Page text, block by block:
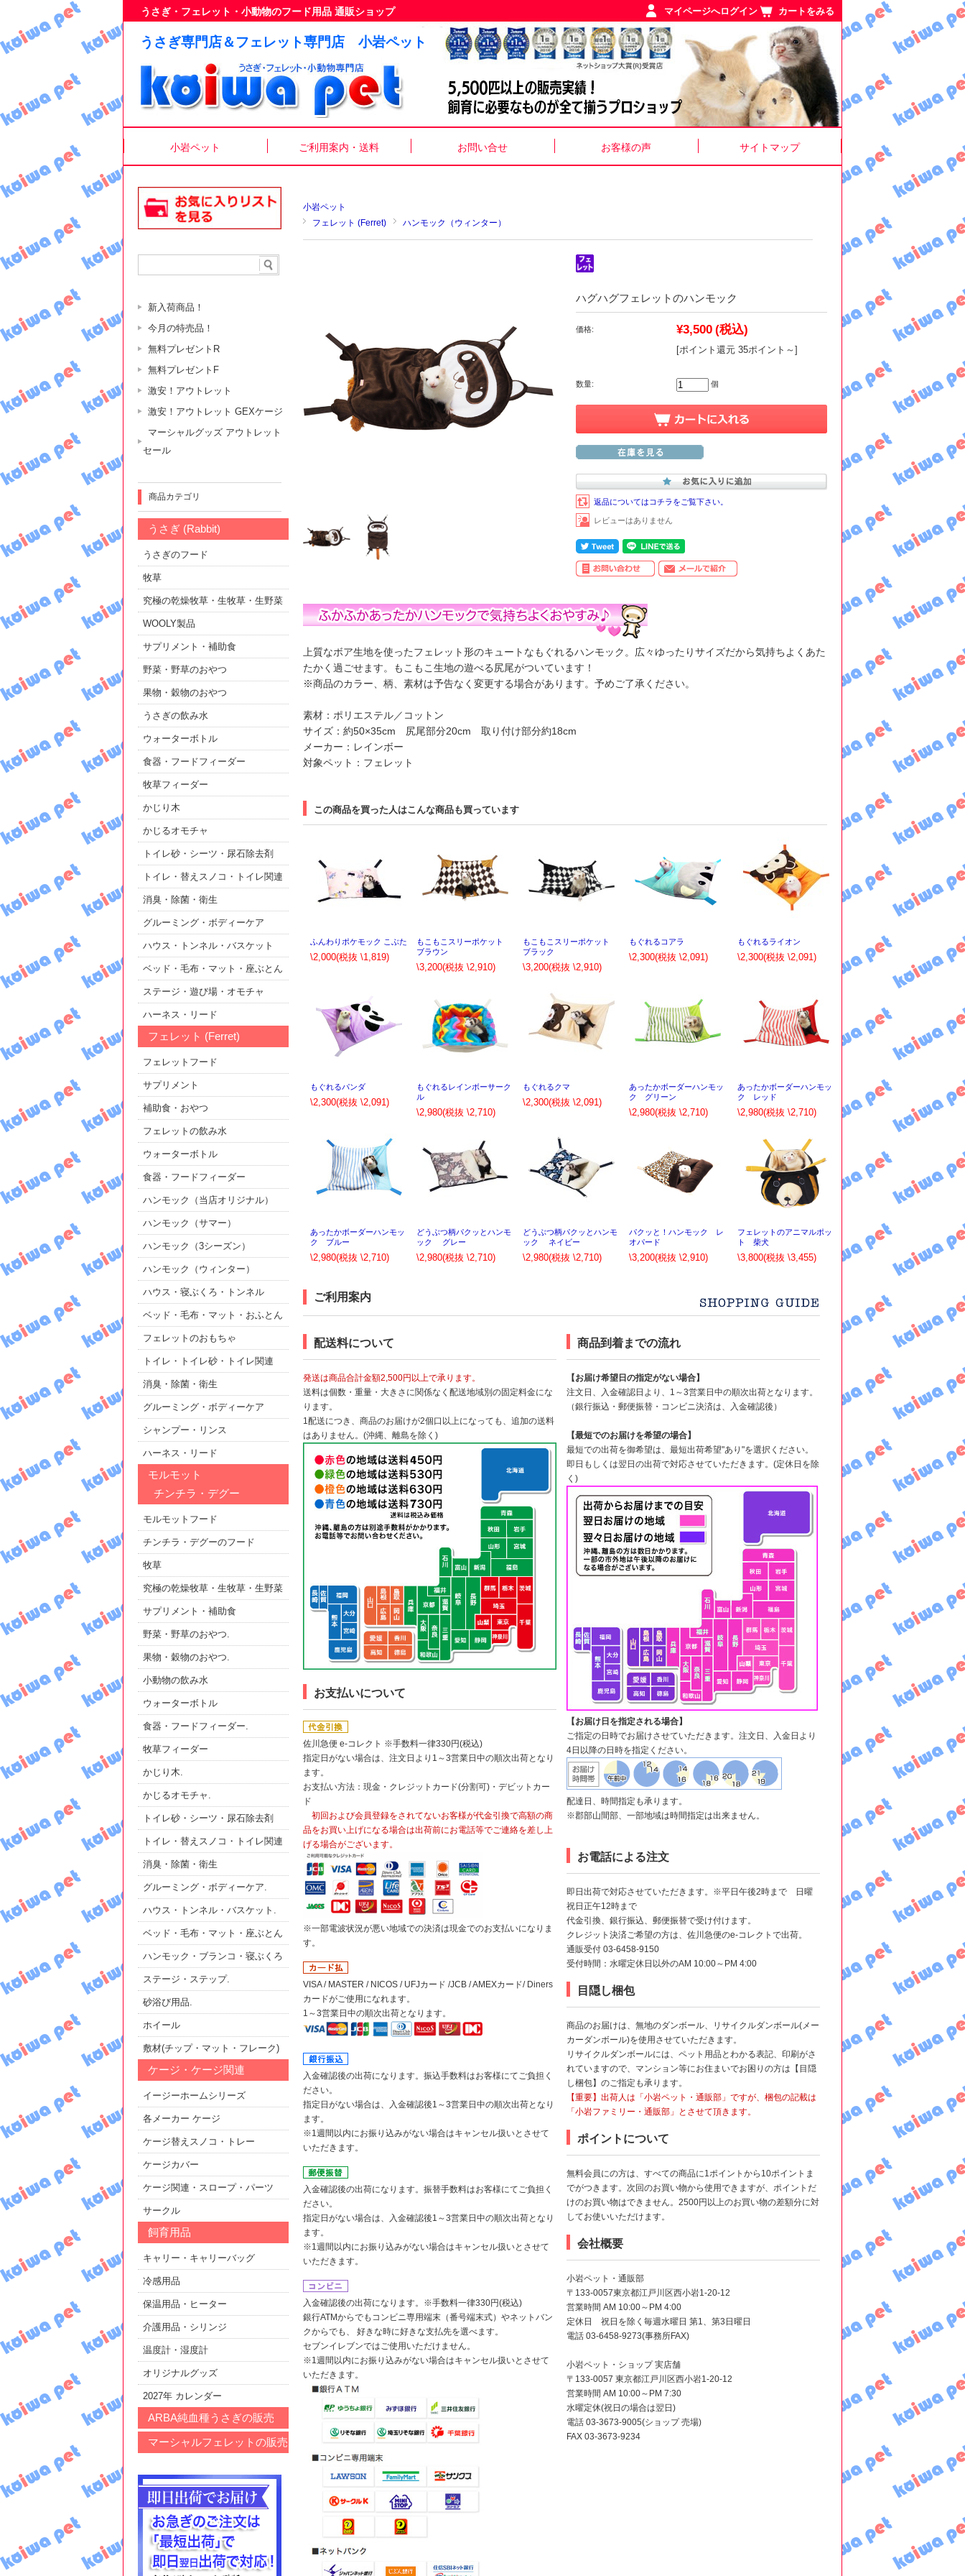
うさぎ専門店＆フェレット専門店 小岩ペット
うさぎ・フェレット・小動物のフード用品 通販ショップ マイページへログイン カートをみる
小岩ペット ご利用案内・送料 お問い合せ お客様の声 サイトマップ
小岩ペット
フェレット (Ferret)
ハンモック（ウィンター）
ハグハグフェレットのハンモック
価格: ¥3,500 (税込)
[ポイント還元 35ポイント～]
数量: 個
返品についてはコチラをご覧下さい。
レビューはありません
上質なボア生地を使ったフェレット形のキュートなもぐれるハンモック。広々ゆったりサイズだから気持ちよくあた
たかく過ごせます。もこもこ生地の遊べる尻尾がついています！
※商品のカラー、柄、素材は予告なく変更する場合があります。予めご了承ください。
素材：ポリエステル／コットン
サイズ：約50×35cm 尻尾部分20cm 取り付け部分約18cm
メーカー：レインボー
対象ペット：フェレット
この商品を買った人はこんな商品も買っています
ふんわりポケモック こぶた
\2,000(税抜 \1,819)
もこもこスリーポケット
ブラウン
\3,200(税抜 \2,910)
もこもこスリーポケット
ブラック
\3,200(税抜 \2,910)
もぐれるコアラ
\2,300(税抜 \2,091)
もぐれるライオン
\2,300(税抜 \2,091)
もぐれるパンダ
\2,300(税抜 \2,091)
もぐれるレインボーサーク
ル
\2,980(税抜 \2,710)
もぐれるクマ
\2,300(税抜 \2,091)
あったかボーダーハンモッ
ク グリーン
\2,980(税抜 \2,710)
あったかボーダーハンモッ
ク レッド
\2,980(税抜 \2,710)
あったかボーダーハンモッ
ク ブルー
\2,980(税抜 \2,710)
どうぶつ柄パクッとハンモ
ック グレー
\2,980(税抜 \2,710)
どうぶつ柄パクッとハンモ
ック ネイビー
\2,980(税抜 \2,710)
パクッと！ハンモック レ
オパード
\3,200(税抜 \2,910)
フェレットのアニマルポッ
ト 柴犬
\3,800(税抜 \3,455)
ご利用案内
配送料について
発送は商品合計金額2,500円以上で承ります。
送料は個数・重量・大きさに関係なく配送地域別の固定料金にな
ります。
1配送につき、商品のお届けが2個口以上になっても、追加の送料
はありません。(沖縄、離島を除く)
お支払いについて
佐川急便 e-コレクト ※手数料一律330円(税込)
指定日がない場合は、注文日より1～3営業日中の順次出荷となり
ます。
お支払い方法：現金・クレジットカード(分割可)・デビットカー
ド
初回および会員登録をされてないお客様が代金引換で高額の商
品をお買い上げになる場合は出荷前にお電話等でご連絡を差し上
げる場合がございます。
※一部電波状況が悪い地域での決済は現金でのお支払いになりま
す。
VISA / MASTER / NICOS / UFJカード /JCB / AMEXカード/ Diners
カードがご使用になれます。
1～3営業日中の順次出荷となります。
入金確認後の出荷になります。振込手数料はお客様にてご負担く
ださい。
指定日がない場合は、入金確認後1～3営業日中の順次出荷となり
ます。
※1週間以内にお振り込みがない場合はキャンセル扱いとさせて
いただきます。
入金確認後の出荷になります。振替手数料はお客様にてご負担く
ださい。
指定日がない場合は、入金確認後1～3営業日中の順次出荷となり
ます。
※1週間以内にお振り込みがない場合はキャンセル扱いとさせて
いただきます。
入金確認後の出荷になります。※手数料一律330円(税込)
銀行ATMからでもコンビニ専用端末（番号端末式）やネットバン
クからでも、 好きな時に好きな支払先を選べます。
セブンイレブンではご使用いただけません。
※1週間以内にお振り込みがない場合はキャンセル扱いとさせて
いただきます。
商品到着までの流れ
【お届け希望日の指定がない場合】
注文日、入金確認日より、1～3営業日中の順次出荷となります。
（銀行振込・郵便振替・コンビニ決済は、入金確認後）
【最短でのお届けを希望の場合】
最短での出荷を御希望は、最短出荷希望"あり"を選択ください。
即日もしくは翌日の出荷で対応させていただきます。(定休日を除
く)
【お届け日を指定される場合】
ご指定の日時でお届けさせていただきます。注文日、入金日より
4日以降の日時を指定ください。
配達日、時間指定も承ります。
※郡部山間部、一部地域は時間指定は出来ません。
お電話による注文
即日出荷で対応させていただきます。※平日午後2時まで 日曜
祝日正午12時まで
代金引換、銀行振込、郵便振替で受け付けます。
クレジット決済ご希望の方は、佐川急便のe-コレクトで出荷。
通販受付 03-6458-9150
受付時間：水曜定休日以外のAM 10:00～PM 4:00
目隠し梱包
商品のお届けは、無地のダンボール、リサイクルダンボール(メー
カーダンボール)を使用させていただきます。
リサイクルダンボールには、ペット用品とわかる表記、印刷がさ
れていますので、マンション等にお住まいでお困りの方は【目隠
し梱包】のご指定も承ります。
【重要】出荷人は「小岩ペット・通販部」ですが、梱包の記載は
「小岩ファミリー・通販部」とさせて頂きます。
ポイントについて
無料会員にの方は、すべての商品に1ポイントから10ポイントま
でがつきます。次回のお買い物から使用できますが、ポイントだ
けのお買い物はできません。2500円以上のお買い物の差額分に対
してお使いいただけます。
会社概要
小岩ペット・通販部
〒133-0057東京都江戸川区西小岩1-20-12
営業時間 AM 10:00～PM 4:00
定休日 祝日を除く毎週水曜日 第1、第3日曜日
電話 03-6458-9273(事務所FAX)
小岩ペット・ショップ 実店舗
〒133-0057 東京都江戸川区西小岩1-20-12
営業時間 AM 10:00～PM 7:30
水曜定休(祝日の場合は翌日)
電話 03-3673-9005(ショップ 売場)
FAX 03-3673-9234
新入荷商品！
今月の特売品！
無料プレゼントR
無料プレゼントF
激安！アウトレット
激安！アウトレット GEXケージ
マーシャルグッズ アウトレット
セール
商品カテゴリ
うさぎ (Rabbit)
うさぎのフード
牧草
究極の乾燥牧草・生牧草・生野菜
WOOLY製品
サプリメント・補助食
野菜・野草のおやつ
果物・穀物のおやつ
うさぎの飲み水
ウォーターボトル
食器・フードフィーダー
牧草フィーダー
かじり木
かじるオモチャ
トイレ砂・シーツ・尿石除去剤
トイレ・替えスノコ・トイレ関連
消臭・除菌・衛生
グルーミング・ボディーケア
ハウス・トンネル・バスケット
ベッド・毛布・マット・座ぶとん
ステージ・遊び場・オモチャ
ハーネス・リード
フェレット (Ferret)
フェレットフード
サプリメント
補助食・おやつ
フェレットの飲み水
ウォーターボトル
食器・フードフィーダー
ハンモック（当店オリジナル）
ハンモック（サマー）
ハンモック（3シーズン）
ハンモック（ウィンター）
ハウス・寝ぶくろ・トンネル
ベッド・毛布・マット・おふとん
フェレットのおもちゃ
トイレ・トイレ砂・トイレ関連
消臭・除菌・衛生
グルーミング・ボディーケア
シャンプー・リンス
ハーネス・リード
モルモット
チンチラ・デグー
モルモットフード
チンチラ・デグーのフード
牧草
究極の乾燥牧草・生牧草・生野菜
サプリメント・補助食
野菜・野草のおやつ.
果物・穀物のおやつ.
小動物の飲み水
ウォーターボトル
食器・フードフィーダー.
牧草フィーダー
かじり木.
かじるオモチャ.
トイレ砂・シーツ・尿石除去剤
トイレ・替えスノコ・トイレ関連
消臭・除菌・衛生
グルーミング・ボディーケア.
ハウス・トンネル・バスケット.
ベッド・毛布・マット・座ぶとん
ハンモック・ブランコ・寝ぶくろ
ステージ・ステップ.
砂浴び用品.
ホイール
敷材(チップ・マット・フレーク)
ケージ・ケージ関連
イージーホームシリーズ
各メーカー ケージ
ケージ替えスノコ・トレー
ケージカバー
ケージ関連・スロープ・パーツ
サークル
飼育用品
キャリー・キャリーバッグ
冷感用品
保温用品・ヒーター
介護用品・シリンジ
温度計・湿度計
オリジナルグッズ
2027年 カレンダー
ARBA純血種うさぎの販売
マーシャルフェレットの販売